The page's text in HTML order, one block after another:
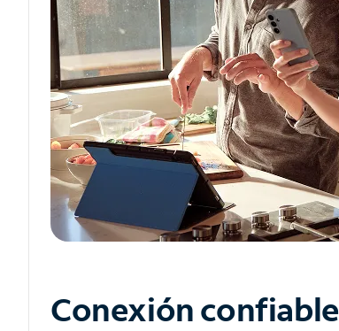
Conexión confiable